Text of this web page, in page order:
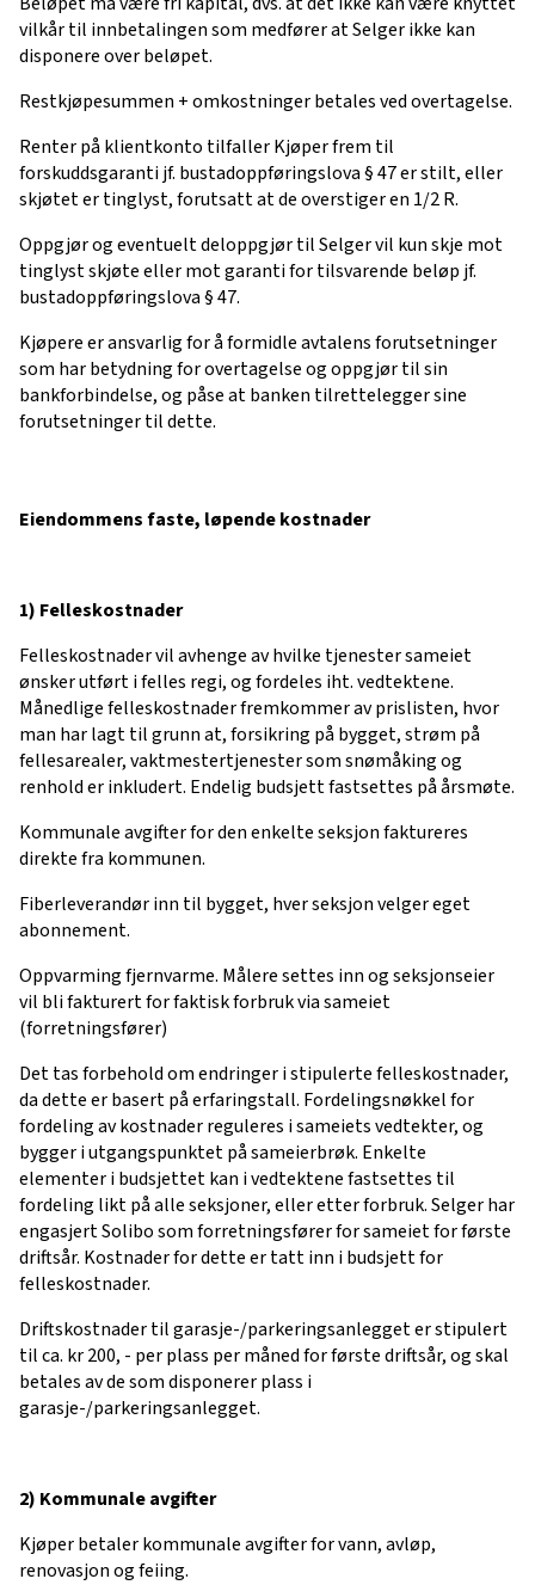
vilkår til innbetalingen som medfører at Selger ikke kan
disponere over beløpet.
Restkjøpesummen + omkostninger betales ved overtagelse.
Renter på klientkonto tilfaller Kjøper frem til
forskuddsgaranti jf. bustadoppføringslova § 47 er stilt, eller
skjøtet er tinglyst, forutsatt at de overstiger en 1/2 R.
Oppgjør og eventuelt deloppgjør til Selger vil kun skje mot
tinglyst skjøte eller mot garanti for tilsvarende beløp jf.
bustadoppføringslova § 47.
Kjøpere er ansvarlig for å formidle avtalens forutsetninger
som har betydning for overtagelse og oppgjør til sin
bankforbindelse, og påse at banken tilrettelegger sine
forutsetninger til dette.
Eiendommens faste, løpende kostnader
1) Felleskostnader
Felleskostnader vil avhenge av hvilke tjenester sameiet
ønsker utført i felles regi, og fordeles iht. vedtektene.
Månedlige felleskostnader fremkommer av prislisten, hvor
man har lagt til grunn at, forsikring på bygget, strøm på
fellesarealer, vaktmestertjenester som snømåking og
renhold er inkludert. Endelig budsjett fastsettes på årsmøte.
Kommunale avgifter for den enkelte seksjon faktureres
direkte fra kommunen.
Fiberleverandør inn til bygget, hver seksjon velger eget
abonnement.
Oppvarming fjernvarme. Målere settes inn og seksjonseier
vil bli fakturert for faktisk forbruk via sameiet
(forretningsfører)
Det tas forbehold om endringer i stipulerte felleskostnader,
da dette er basert på erfaringstall. Fordelingsnøkkel for
fordeling av kostnader reguleres i sameiets vedtekter, og
bygger i utgangspunktet på sameierbrøk. Enkelte
elementer i budsjettet kan i vedtektene fastsettes til
fordeling likt på alle seksjoner, eller etter forbruk. Selger har
engasjert Solibo som forretningsfører for sameiet for første
driftsår. Kostnader for dette er tatt inn i budsjett for
felleskostnader.
Driftskostnader til garasje-/parkeringsanlegget er stipulert
til ca. kr 200, - per plass per måned for første driftsår, og skal
betales av de som disponerer plass i
garasje-/parkeringsanlegget.
2) Kommunale avgifter
Kjøper betaler kommunale avgifter for vann, avløp,
renovasjon og feiing.